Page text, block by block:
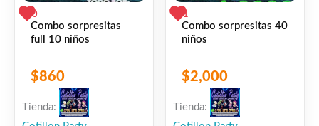
0
Combo sorpresitas
full 10 niños
$860
Tienda:
1
Combo sorpresitas 40
niños
$2,000
Tienda: